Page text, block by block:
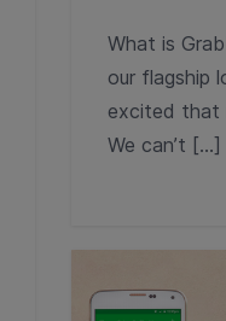
What is
our flagship
excited that
We can’t […]